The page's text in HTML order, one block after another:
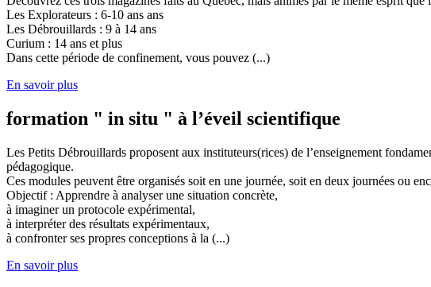
Les Explorateurs : 6-10 ans ans
Les Débrouillards : 9 à 14 ans
Curium : 14 ans et plus
Dans cette période de confinement, vous pouvez (...)
En savoir plus
formation " in situ " à l’éveil scientifique
Les Petits Débrouillards proposent aux instituteurs(rices) de l’enseignement
pédagogique.
Ces modules peuvent être organisés soit en une journée, soit en deux journées ou
Objectif : Apprendre à analyser une situation concrète,
à imaginer un protocole expérimental,
à interpréter des résultats expérimentaux,
à confronter ses propres conceptions à la (...)
En savoir plus